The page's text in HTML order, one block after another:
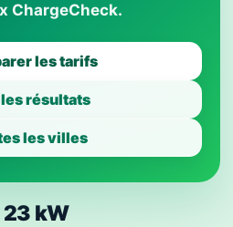
ChargeCheck.
les tarifs
résultats
les villes
kW